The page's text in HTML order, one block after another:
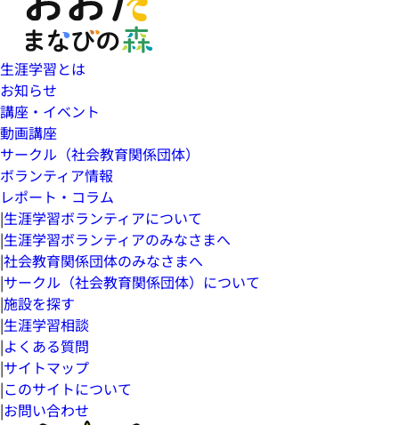
生涯学習とは
お知らせ
講座・イベント
動画講座
サークル（社会教育関係団体）
ボランティア情報
レポート・コラム
|生涯学習ボランティアについて
|生涯学習ボランティアのみなさまへ
|社会教育関係団体のみなさまへ
|サークル（社会教育関係団体）について
|施設を探す
|生涯学習相談
|よくある質問
|サイトマップ
|このサイトについて
|お問い合わせ